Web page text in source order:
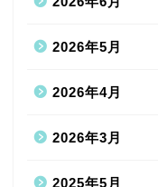
2026年5月
2026年4月
2026年3月
2025年5月